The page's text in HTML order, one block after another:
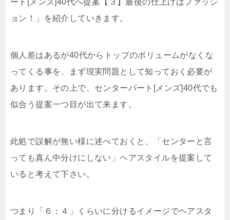
ート[メンズ]40代へ提案【３】最後の仕上げはファッシ
ョン！」を紹介していきます。
個人差はあるが40代からトップのボリュームがなくな
ってくる事を、まず現実問題として知っておく必要が
あります。その上で、センターパート[メンズ]40代でも
似合う提案一つ目が出て来ます。
此処で誤解が無い様に述べておくと、「センターと言
っても真ん中分けにしない」ヘアスタイルを提案して
いると考えて下さい。
つまり「６：４」くらいに分けるイメージでヘアスタ